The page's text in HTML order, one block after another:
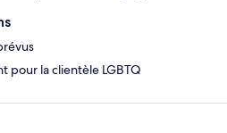
pour la clientèle LGBTQ